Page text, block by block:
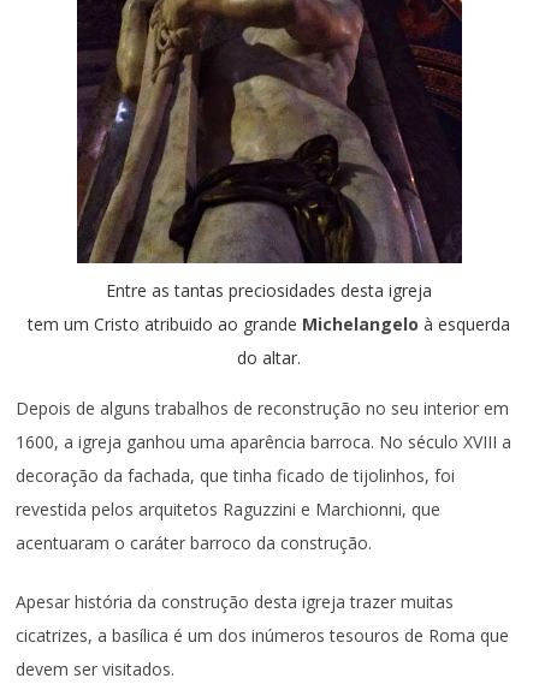
Entre as tantas preciosidades desta igreja
tem um Cristo atribuido ao grande Michelangeloà esquerda
do altar.
Depois de alguns trabalhos de reconstrução no seu interior em
1600, a igreja ganhou uma aparência barroca. No século XVIII a
decoração da fachada, que tinha ficado de tijolinhos, foi
revestida pelos arquitetos Raguzzini e Marchionni, que
acentuaram o caráter barroco da construção.
Apesar história da construção desta igreja trazer muitas
cicatrizes, a basílica é um dos inúmeros tesouros de Roma que
devem ser visitados.